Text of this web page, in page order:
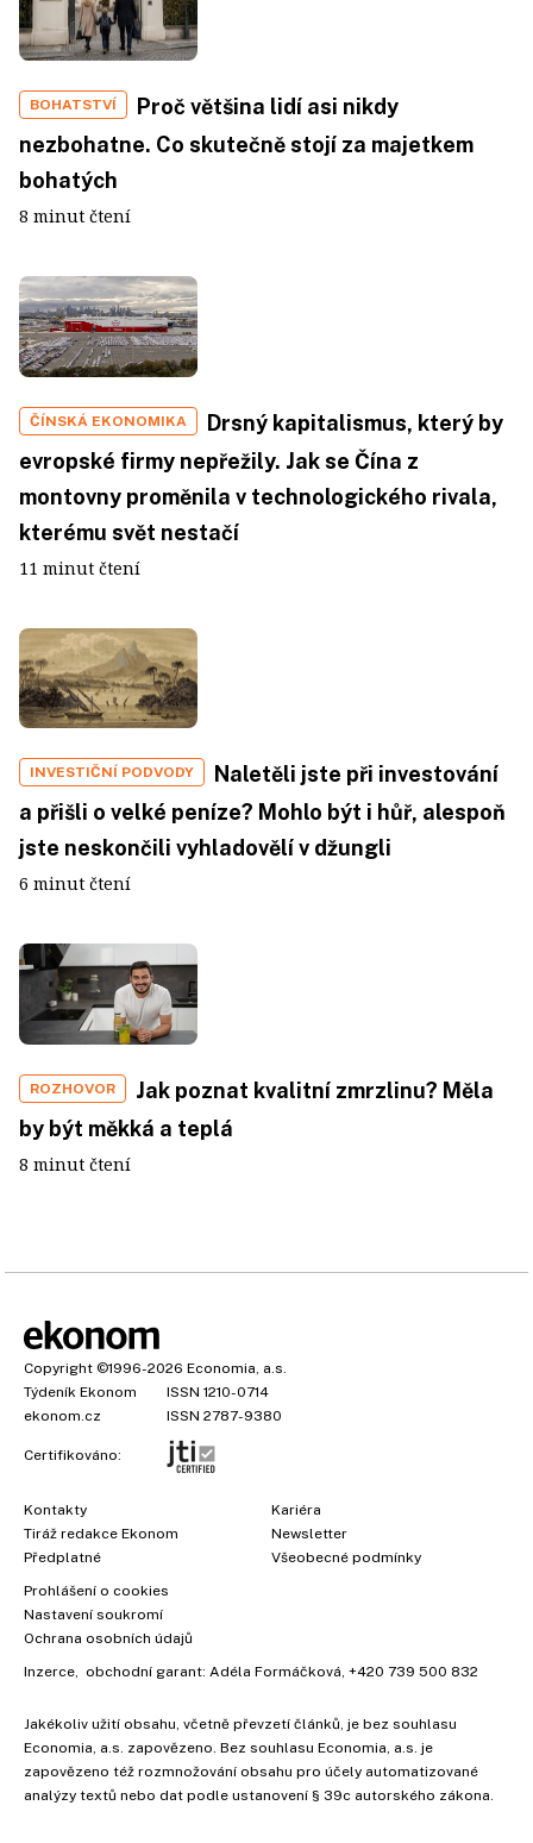
BOHATSTVÍ
Proč většina lidí asi nikdy
nezbohatne. Co skutečně stojí za majetkem
bohatých
8 minut čtení
ČÍNSKÁ EKONOMIKA
Drsný kapitalismus, který by
evropské firmy nepřežily. Jak se Čína z
montovny proměnila v technologického rivala,
kterému svět nestačí
11 minut čtení
INVESTIČNÍ PODVODY
Naletěli jste při investování
a přišli o velké peníze? Mohlo být i hůř, alespoň
jste neskončili vyhladovělí v džungli
6 minut čtení
ROZHOVOR
Jak poznat kvalitní zmrzlinu? Měla
by být měkká a teplá
8 minut čtení
Copyright ©1996-2026 Economia, a.s.
Týdeník Ekonom
ISSN 1210-0714
ekonom.cz
ISSN 2787-9380
Certifikováno:
Kontakty
Tiráž redakce Ekonom
Předplatné
Kariéra
Newsletter
Všeobecné podmínky
Prohlášení o cookies
Nastavení soukromí
Ochrana osobních údajů
Inzerce , obchodní garant: Adéla Formáčková +420 739 500 832
Jakékoliv užití obsahu, včetně převzetí článků, je bez souhlasu
Economia, a.s. zapovězeno. Bez souhlasu Economia, a.s. je
zapovězeno též rozmnožování obsahu pro účely automatizované
analýzy textů nebo dat podle ustanovení § 39c autorského zákona.